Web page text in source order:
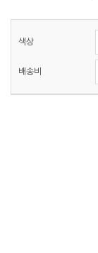
색상
배송비